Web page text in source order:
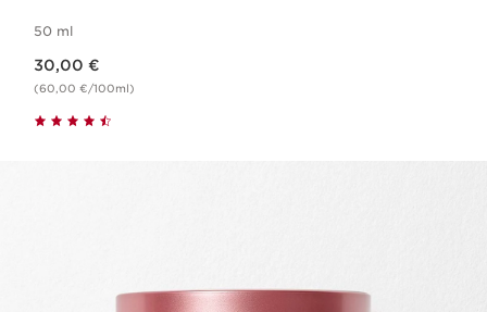
50 ml
30,00 €
(60,00 €/100ml)